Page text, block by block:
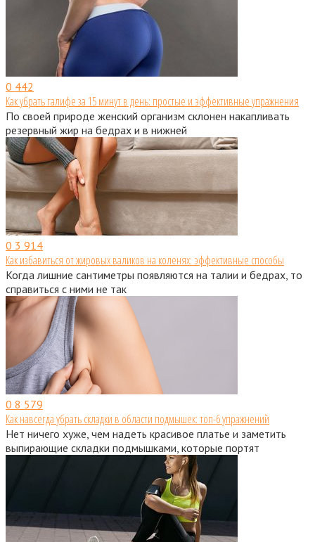
0 442
Как убрать галифе за 15 минут в день: простые и эффективные упражнения
По своей природе женский организм склонен накапливать
резервный жир на бедрах и в нижней
0 3 914
Как избавиться от жировых валиков на коленях: эффективные способы
Когда лишние сантиметры появляются на талии и бедрах, то
справиться с ними не так
0 8 579
Как навсегда убрать складки в области подмышек: топ-6 упражнений
Нет ничего хуже, чем надеть красивое платье и заметить
выпирающие складки подмышками, которые портят